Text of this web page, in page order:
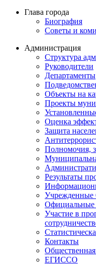
Глава города
Биография
Советы и
Администрация
Структура
Руководители
Департаменты
Объекты на
Проекты
Оценка
Защита
Полномочия,
Результаты
Официальные
Участие в
Контакты
ЕГИССО